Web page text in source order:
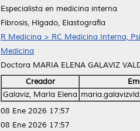
Especialista en medicina interna
Fibrosis, Hígado, Elastografía
R Medicina > RC Medicina Interna,
Medicina
Doctora MARIA ELENA GALAVIZ
Creador
Galaviz, María Elena
08 Ene 2026 17:57
08 Ene 2026 17:57